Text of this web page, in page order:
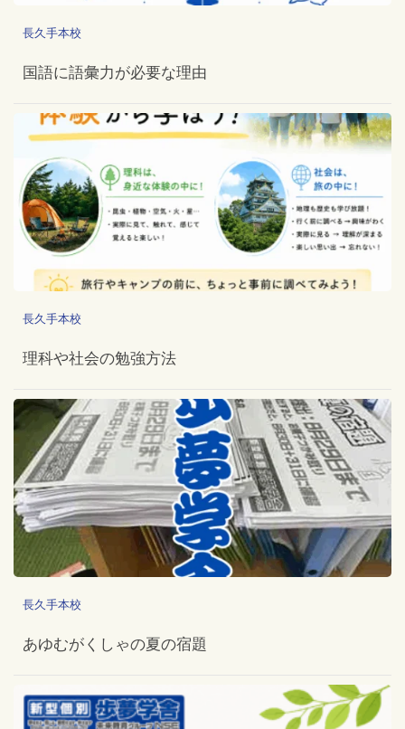
長久手本校
国語に語彙力が必要な理由
長久手本校
理科や社会の勉強方法
長久手本校
あゆむがくしゃの夏の宿題